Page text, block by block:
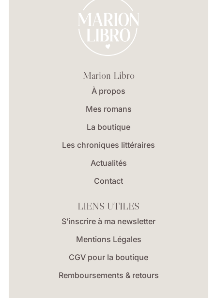
Marion Libro
À propos
Mes romans
La boutique
Les chroniques littéraires
Actualités
Contact
LIENS UTILES
S’inscrire à ma newsletter
Mentions Légales
CGV pour la boutique
Remboursements & retours